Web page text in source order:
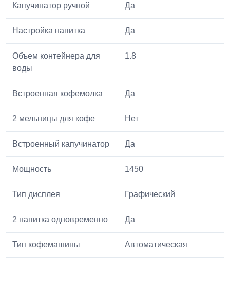
Капучинатор ручной Да
Настройка напитка Да
Объем контейнера для
воды
1.8
Встроенная кофемолка Да
2 мельницы для кофе Нет
Встроенный капучинатор Да
Мощность 1450
Тип дисплея Графический
2 напитка одновременно Да
Тип кофемашины Автоматическая